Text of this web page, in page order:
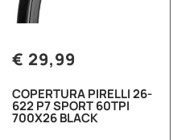
€ 29,99
COPERTURA PIRELLI 26-
622 P7 SPORT 60TPI
700X26 BLACK